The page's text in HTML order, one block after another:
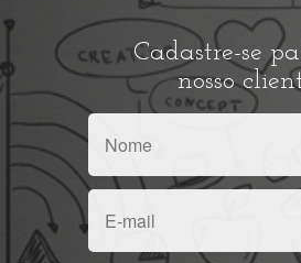
Cadastre-se
nosso